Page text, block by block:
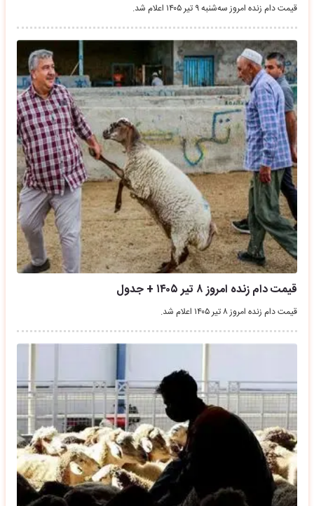
قیمت دام زنده امروز سه‌شنبه ۹ تیر ۱۴۰۵ اعلام شد.
قیمت دام زنده امروز ۸ تیر ۱۴۰۵ + جدول
قیمت دام زنده امروز ۸ تیر ۱۴۰۵ اعلام شد.